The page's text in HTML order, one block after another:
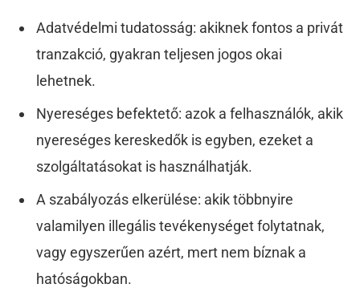
Adatvédelmi tudatosság: akiknek fontos a privát
tranzakció, gyakran teljesen jogos okai
lehetnek.
Nyereséges befektető: azok a felhasználók, akik
nyereséges kereskedők is egyben, ezeket a
szolgáltatásokat is használhatják.
A szabályozás elkerülése: akik többnyire
valamilyen illegális tevékenységet folytatnak,
vagy egyszerűen azért, mert nem bíznak a
hatóságokban.